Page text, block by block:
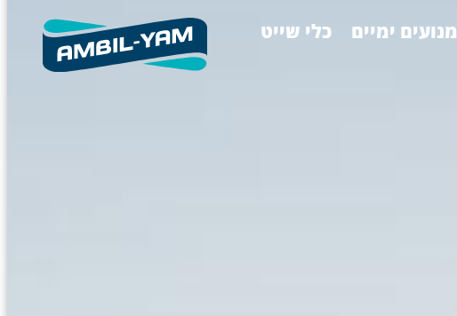
content
כלי שייט מנועים ימיים